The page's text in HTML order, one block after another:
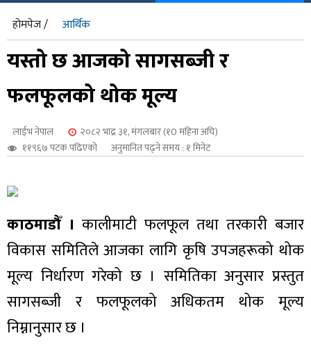
होमपेज / आर्थिक
यस्तो छ आजको सागसब्जी र
फलफूलको थोक मूल्य
लाईभ नेपाल
२०८२ भाद्र ३१, मंगलबार (१0 महिना अघि)
११९६७ पटक पढिएको
अनुमानित पढ्ने समय : १ मिनेट
काठमाडौँ । कालीमाटी फलफूल तथा तरकारी बजार
विकास समितिले आजका लागि कृषि उपजहरूको थोक
मूल्य निर्धारण गरेको छ । समितिका अनुसार प्रस्तुत
सागसब्जी र फलफूलको अधिकतम थोक मूल्य
निम्नानुसार छ ।